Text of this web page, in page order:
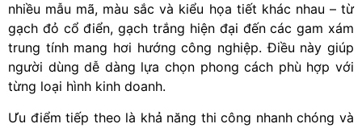
nhiều mẫu mã, màu sắc và kiểu họa tiết khác nhau – từ
gạch đỏ cổ điển, gạch trắng hiện đại đến các gam xám
trung tính mang hơi hướng công nghiệp. Điều này giúp
người dùng dễ dàng lựa chọn phong cách phù hợp với
từng loại hình kinh doanh.
Ưu điểm tiếp theo là khả năng thi công nhanh chóng và